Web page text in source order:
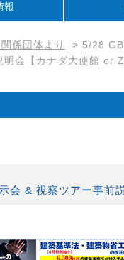
報
係団体より > 5/28
明会【カナダ大使館 or
会 & 視察ツアー事前